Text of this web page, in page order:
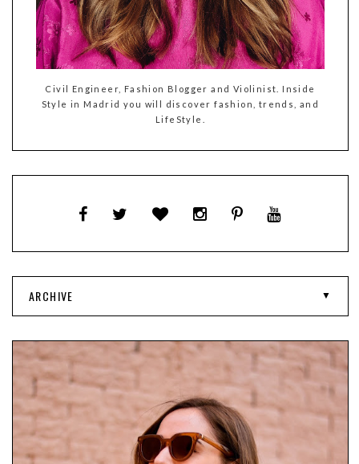
Civil Engineer, Fashion Blogger and Violinist. Inside
Style in Madrid you will discover fashion, trends, and
LifeStyle.
ARCHIVE